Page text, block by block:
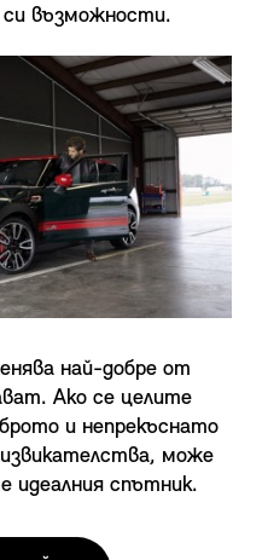
възможности.
най-добре от
Ако се целите
и непрекъснато
може
идеалния спътник.